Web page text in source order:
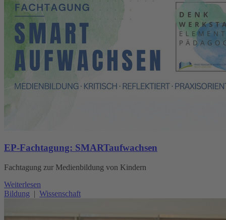
EP-Fachtagung: SMARTaufwachsen
Fachtagung zur Medienbildung von Kindern
Weiterlesen
Bildung | Wissenschaft